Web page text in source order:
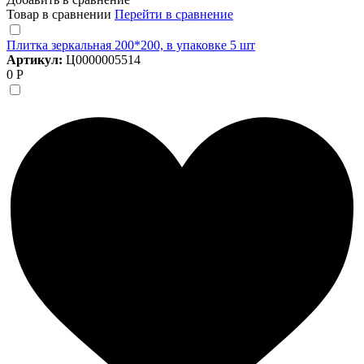
Товар в сравнении Перейти в сравнение
Плитка зеркальная 200*200, в упаковке 5 шт
Артикул: Ц0000005514
0 Р